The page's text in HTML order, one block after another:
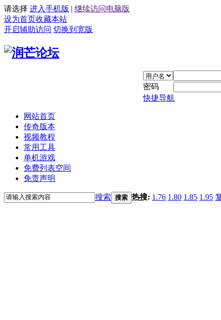
请选择 进入手机版 | 继续访问电脑版
设为首页收藏本站
开启辅助访问 切换到宽版
密码
快捷导航
网站首页
传奇版本
视频教程
常用工具
单机游戏
免费列表空间
免责声明
搜索 搜索 热搜: 1.76 1.80 1.85 1.95